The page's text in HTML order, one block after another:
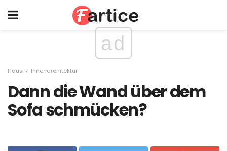
ad
Haus Innenarchitektur
Dann die Wand über dem
Sofa schmücken?